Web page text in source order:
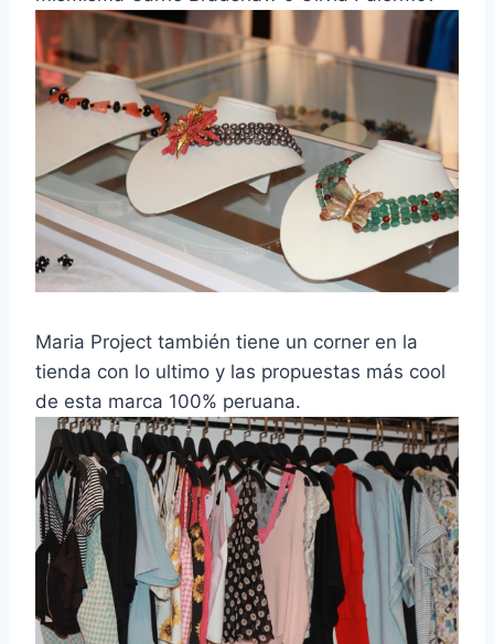
Maria Project también tiene un corner en la
tienda con lo ultimo y las propuestas más cool
de esta marca 100% peruana.